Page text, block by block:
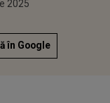
2025
2025
în Google